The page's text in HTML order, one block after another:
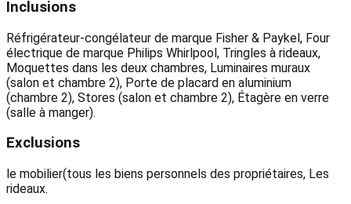
Inclusions
Réfrigérateur-congélateur de marque Fisher & Paykel, Four
électrique de marque Philips Whirlpool, Tringles à rideaux,
Moquettes dans les deux chambres, Luminaires muraux
(salon et chambre 2), Porte de placard en aluminium
(chambre 2), Stores (salon et chambre 2), Étagère en verre
(salle à manger).
Exclusions
le mobilier(tous les biens personnels des propriétaires, Les
rideaux.